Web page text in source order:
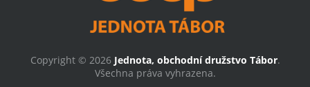
Copyright © 2026 Jednota, obchodní družstvo Tábor.
Všechna práva vyhrazena.